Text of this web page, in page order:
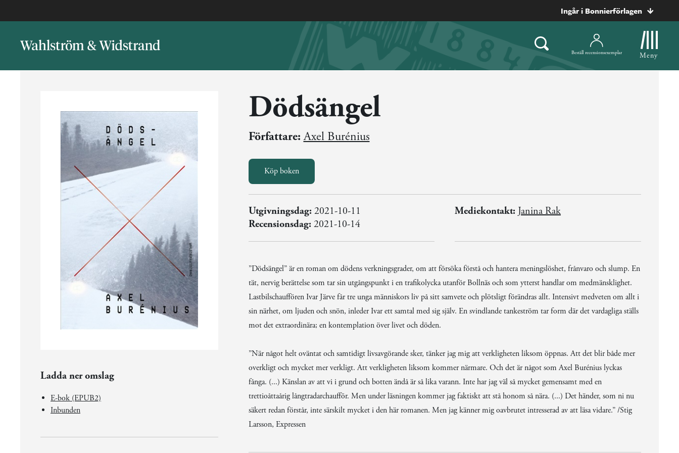
Ingår i Bonnierförlagen
Beställ recensionsexemplar Meny
Ladda ner omslag
E-bok (EPUB2)
Inbunden
Dödsängel
Författare: Axel Burénius
Köp boken
Utgivningsdag:2021-10-11
Recensionsdag:2021-10-14
Mediekontakt: Janina Rak
”Dödsängel” är en roman om dödens verkningsgrader, om att försöka förstå och hantera meningslöshet, frånvaro och slump. En
tät, nervig berättelse som tar sin utgångspunkt i en trafikolycka utanför Bollnäs och som ytterst handlar om medmänsklighet.
Lastbilschauffören Ivar Järve får tre unga människors liv på sitt samvete och plötsligt förändras allt. Intensivt medveten om allt i
sin närhet, om ljuden och snön, inleder Ivar ett samtal med sig själv. En svindlande tankeström tar form där det vardagliga ställs
mot det extraordinära; en kontemplation över livet och döden.
”När något helt oväntat och samtidigt livsavgörande sker, tänker jag mig att verkligheten liksom öppnas. Att det blir både mer
overkligt och mycket mer verkligt. Att verkligheten liksom kommer närmare. Och det är något som Axel Burénius lyckas
fånga. (...) Känslan av att vi i grund och botten ändå är så lika varann. Inte har jag väl så mycket gemensamt med en
trettioåttaårig långtradarchaufför. Men under läsningen kommer jag faktiskt att stå honom så nära. (...) Det händer, som ni nu
säkert redan förstår, inte särskilt mycket i den här romanen. Men jag känner mig oavbrutet intresserad av att läsa vidare.” /Stig
Larsson, Expressen